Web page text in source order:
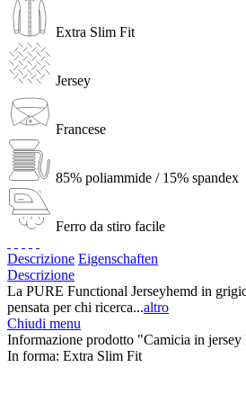
Extra Slim Fit
Jersey
Francese
85% poliammide / 15% spandex
Ferro da stiro facile
Descrizione Eigenschaften
Descrizione
La PURE Functional Jerseyhemd in
pensata per chi ricerca...altro
Chiudi menu
Informazione prodotto "Camicia in
In forma: Extra Slim Fit